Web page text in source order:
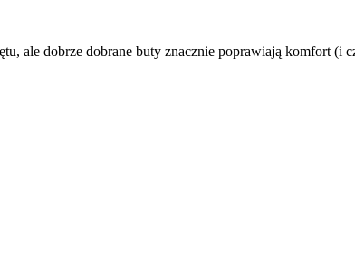
ale dobrze dobrane buty znacznie poprawiają komfort